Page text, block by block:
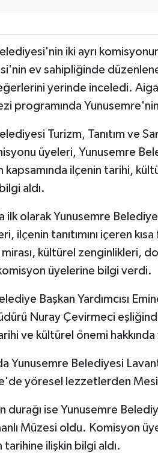
iki ayrı
ev sahipliğinde
yerinde inceledi.
programında
Turizm, Tanıtım ve
üyeleri, Yunusemre
ilçenin tarihi,
aldı.
ilk olarak Yunusemre
ilçenin tanıtımını içeren
kültürel zenginlikleri,
üyelerine bilgi verdi.
Başkan Yardımcısı
Nuray Çevirmeci
ve kültürel önemi
Yunusemre Belediyesi
yöresel lezzetlerden
durağı ise Yunusemre
Müzesi oldu. Komisyon
ilişkin bilgi aldı.